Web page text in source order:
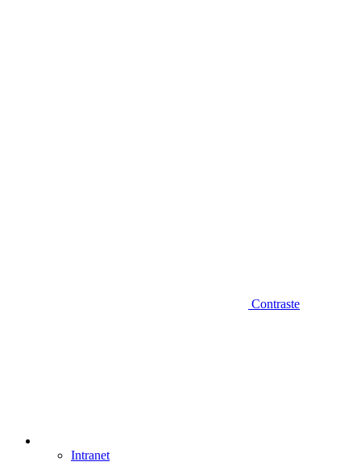
Contraste
Intranet